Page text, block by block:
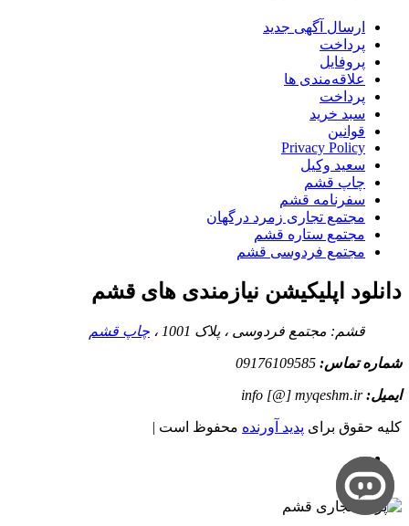
ارسال آگهی جدید
پرداخت
پروفایل
علاقه‌مندی ها
پرداخت
سبد خرید
قوانین
Privacy Policy
سعید وکیل
چاپ قشم
سفرنامه قشم
مجتمع تجاری زمرد درگهان
مجتمع ستاره قشم
مجتمع فردوسی قشم
دانلود اپلیکیشن نیازمندی های قشم
قشم: مجتمع فردوسی ، پلاک 1001 ، چاپ قشم
شماره تماس: 09176109585
ایمیل:info [@] myqeshm.ir
کلیه حقوق برای پدید آورنده محفوظ است |